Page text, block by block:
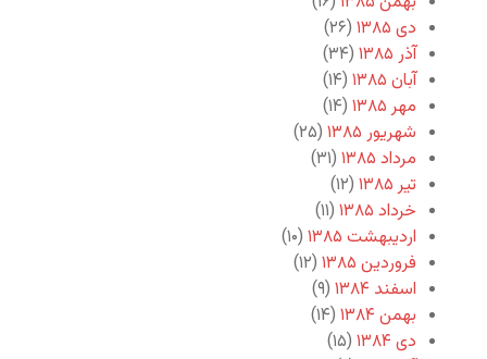
دی ۱۳۸۵
(۲۶)
آذر ۱۳۸۵
(۳۴)
آبان ۱۳۸۵
(۱۴)
مهر ۱۳۸۵
(۱۴)
شهریور ۱۳۸۵
(۲۵)
مرداد ۱۳۸۵
(۳۱)
تیر ۱۳۸۵
(۱۲)
خرداد ۱۳۸۵
(۱۱)
اردیبهشت ۱۳۸۵
(۱۰)
فروردین ۱۳۸۵
(۱۲)
اسفند ۱۳۸۴
(۹)
بهمن ۱۳۸۴
(۱۴)
دی ۱۳۸۴
(۱۵)